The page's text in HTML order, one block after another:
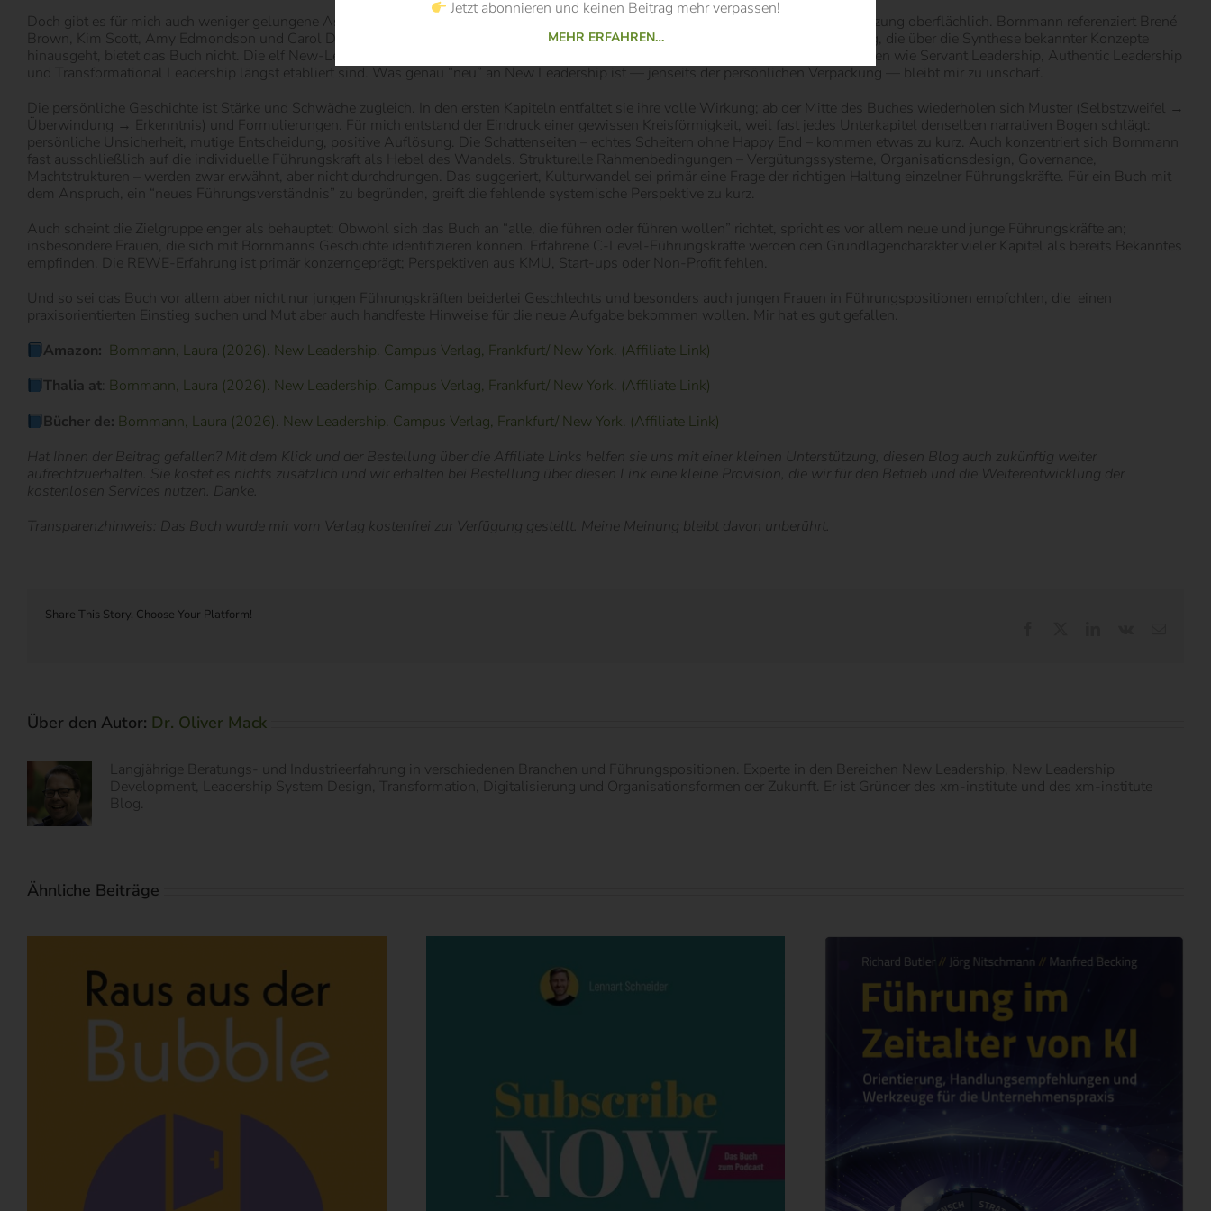
Doch gibt es für mich auch weniger gelungene Aspekte: Trotz zahlreicher Studienverweise bleibt die wissenschaftliche Auseinandersetzung oberflächlich. Bornmann referenziert Brené
Brown, Kim Scott, Amy Edmondson und Carol Dweck – alles Standardreferenzen des Genres. Eine eigenständige theoretische Leistung, die über die Synthese bekannter Konzepte
hinausgeht, bietet das Buch nicht. Die elf New-Leadership-Prinzipien sind im Kern eine Zusammenstellung von Ideen, die unter Begriffen wie Servant Leadership, Authentic Leadership
und Transformational Leadership längst etabliert sind. Was genau “neu” an New Leadership ist — jenseits der persönlichen Verpackung — bleibt mir zu unscharf.
Die persönliche Geschichte ist Stärke und Schwäche zugleich. In den ersten Kapiteln entfaltet sie ihre volle Wirkung; ab der Mitte des Buches wiederholen sich Muster (Selbstzweifel →
Überwindung → Erkenntnis) und Formulierungen. Für mich entstand der Eindruck einer gewissen Kreisförmigkeit, weil fast jedes Unterkapitel denselben narrativen Bogen schlägt:
persönliche Unsicherheit, mutige Entscheidung, positive Auflösung. Die Schattenseiten – echtes Scheitern ohne Happy End – kommen etwas zu kurz. Auch konzentriert sich Bornmann
fast ausschließlich auf die individuelle Führungskraft als Hebel des Wandels. Strukturelle Rahmenbedingungen – Vergütungssysteme, Organisationsdesign, Governance,
Machtstrukturen – werden zwar erwähnt, aber nicht durchdrungen. Das suggeriert, Kulturwandel sei primär eine Frage der richtigen Haltung einzelner Führungskräfte. Für ein Buch mit
dem Anspruch, ein “neues Führungsverständnis” zu begründen, greift die fehlende systemische Perspektive zu kurz.
Auch scheint die Zielgruppe enger als behauptet: Obwohl sich das Buch an “alle, die führen oder führen wollen” richtet, spricht es vor allem neue und junge Führungskräfte an;
insbesondere Frauen, die sich mit Bornmanns Geschichte identifizieren können. Erfahrene C-Level-Führungskräfte werden den Grundlagencharakter vieler Kapitel als bereits Bekanntes
empfinden. Die REWE-Erfahrung ist primär konzerngeprägt; Perspektiven aus KMU, Start-ups oder Non-Profit fehlen.
Und so sei das Buch vor allem aber nicht nur jungen Führungskräften beiderlei Geschlechts und besonders auch jungen Frauen in Führungspositionen empfohlen, die einen
praxisorientierten Einstieg suchen und Mut aber auch handfeste Hinweise für die neue Aufgabe bekommen wollen. Mir hat es gut gefallen.
Amazon: Bornmann, Laura (2026). New Leadership. Campus Verlag, Frankfurt/ New York. (Affiliate Link)
Thalia at: Bornmann, Laura (2026). New Leadership. Campus Verlag, Frankfurt/ New York. (Affiliate Link)
Bücher de: Bornmann, Laura (2026). New Leadership. Campus Verlag, Frankfurt/ New York. (Affiliate Link)
Hat Ihnen der Beitrag gefallen? Mit dem Klick und der Bestellung über die Affiliate Links helfen sie uns mit einer kleinen Unterstützung, diesen Blog auch zukünftig weiter
aufrechtzuerhalten. Sie kostet es nichts zusätzlich und wir erhalten bei Bestellung über diesen Link eine kleine Provision, die wir für den Betrieb und die Weiterentwicklung der
kostenlosen Services nutzen. Danke.
Transparenzhinweis: Das Buch wurde mir vom Verlag kostenfrei zur Verfügung gestellt. Meine Meinung bleibt davon unberührt.
Share This Story, Choose Your Platform!
Über den Autor: Dr. Oliver Mack
Langjährige Beratungs- und Industrieerfahrung in verschiedenen Branchen und Führungspositionen. Experte in den Bereichen New Leadership, New Leadership
Development, Leadership System Design, Transformation, Digitalisierung und Organisationsformen der Zukunft. Er ist Gründer des xm-institute und des xm-institute
Blog.
Ähnliche Beiträge
Jetzt abonnieren und keinen Beitrag mehr verpassen!
MEHR ERFAHREN…